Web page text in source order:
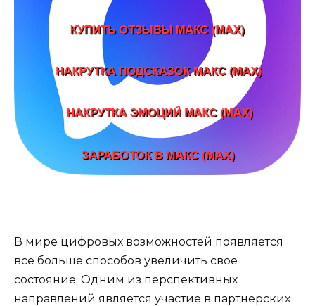
В мире цифровых возможностей появляется
все больше способов увеличить свое
состояние. Одним из перспективных
направлений является участие в партнерских